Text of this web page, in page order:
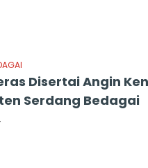
Disertai Angin
Serdang Bedagai